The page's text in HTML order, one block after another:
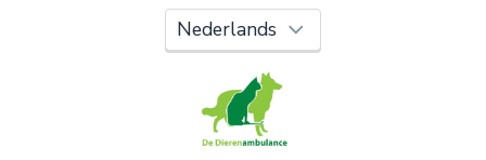
Oeps!
Je kunt nog niet verder vanwege:
Controleer en verbeter je invoer en probeer het